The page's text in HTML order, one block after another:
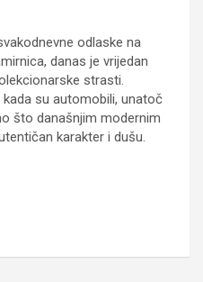
odlaske na
danas je vrijedan
strasti.
su automobili, unatoč
što današnjim modernim
karakter i dušu.